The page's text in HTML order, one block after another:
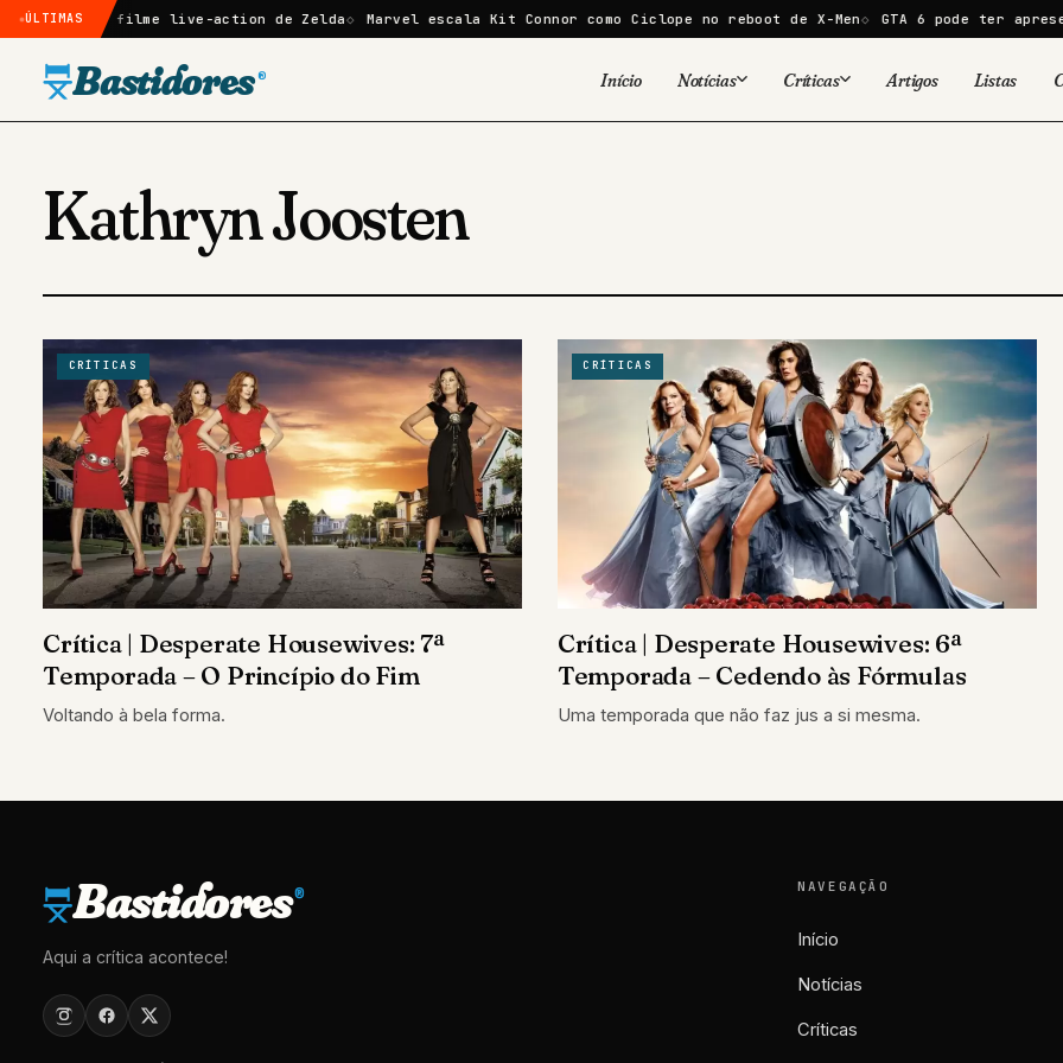
ÚLTIMASno filme live-action de Zelda Marvel escala Kit Connor como Ciclope no reboot de X-Men GTA 6 pode ter
Bastidores ® Início Notícias
Quadrinhos
Famosos
Livros
Tecnologia
Críticas
Livros
Artigos Listas
Kathryn Joosten
CRÍTICAS
Crítica | Desperate Housewives: 7ª
Temporada – O Princípio do Fim
Voltando à bela forma.
CRÍTICAS
Crítica | Desperate Housewives: 6ª
Temporada – Cedendo às Fórmulas
Uma temporada que não faz jus a si mesma.
Bastidores®
Aqui a crítica acontece!
NAVEGAÇÃO
Início
Notícias
Críticas